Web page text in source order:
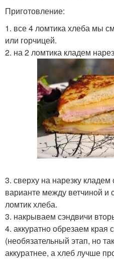
Приготовление:
1. все 4 ломтика хлеба мы
или горчицей.
2. на 2 ломтика кладем
3. сверху на нарезку
варианте между ветчиной
ломтик хлеба.
3. накрываем сэндвичи
4. аккуратно обрезаем
(необязательный этап, но
аккуратнее, а хлеб лучше